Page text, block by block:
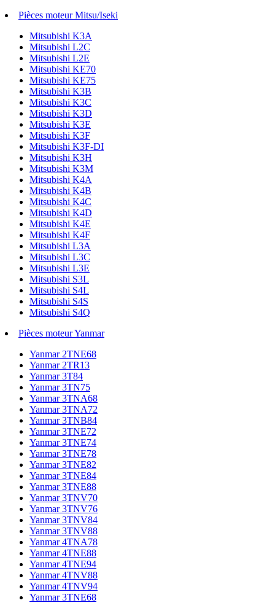
Pièces moteur Mitsu/Iseki
Mitsubishi K3A
Mitsubishi L2C
Mitsubishi L2E
Mitsubishi KE70
Mitsubishi KE75
Mitsubishi K3B
Mitsubishi K3C
Mitsubishi K3D
Mitsubishi K3E
Mitsubishi K3F
Mitsubishi K3F-DI
Mitsubishi K3H
Mitsubishi K3M
Mitsubishi K4A
Mitsubishi K4B
Mitsubishi K4C
Mitsubishi K4D
Mitsubishi K4E
Mitsubishi K4F
Mitsubishi L3A
Mitsubishi L3C
Mitsubishi L3E
Mitsubishi S3L
Mitsubishi S4L
Mitsubishi S4S
Mitsubishi S4Q
Pièces moteur Yanmar
Yanmar 2TNE68
Yanmar 2TR13
Yanmar 3T84
Yanmar 3TN75
Yanmar 3TNA68
Yanmar 3TNA72
Yanmar 3TNB84
Yanmar 3TNE72
Yanmar 3TNE74
Yanmar 3TNE78
Yanmar 3TNE82
Yanmar 3TNE84
Yanmar 3TNE88
Yanmar 3TNV70
Yanmar 3TNV76
Yanmar 3TNV84
Yanmar 3TNV88
Yanmar 4TNA78
Yanmar 4TNE88
Yanmar 4TNE94
Yanmar 4TNV88
Yanmar 4TNV94
Yanmar 3TNE68